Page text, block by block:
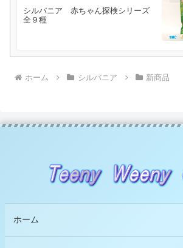
シルバニア 赤ちゃん探検シリーズ
全９種
ホーム シルバニア 新商品
ホーム